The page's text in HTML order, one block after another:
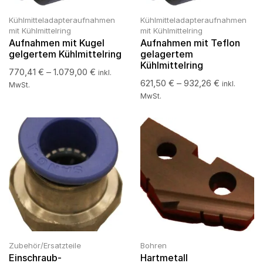
Kühlmitteladapteraufnahmen
mit Kühlmittelring
Aufnahmen mit Kugel
gelgertem Kühlmittelring
770,41 € – 1.079,00 € inkl.
MwSt.
Kühlmitteladapteraufnahmen
mit Kühlmittelring
Aufnahmen mit Teflon
gelagertem
Kühlmittelring
621,50 € – 932,26 € inkl.
MwSt.
Zubehör/Ersatzteile
Einschraub-
Bohren
Hartmetall